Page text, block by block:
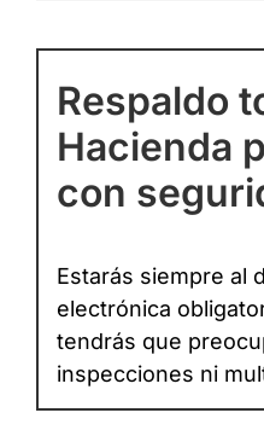
Respaldo
Hacienda
con
Estarás siempre al
electrónica
tendrás que
inspecciones ni